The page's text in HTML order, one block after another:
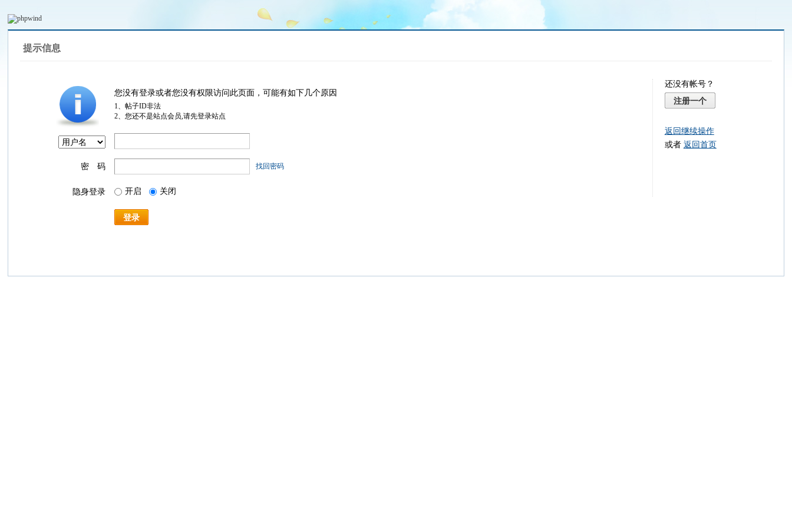
提示信息
您没有登录或者您没有权限访问此页面，可能有如下几个原因
1、帖子ID非法
2、您还不是站点会员,请先登录站点
密 码 找回密码
隐身登录 开启 关闭
登录
还没有帐号？
注册一个
返回继续操作
或者 返回首页